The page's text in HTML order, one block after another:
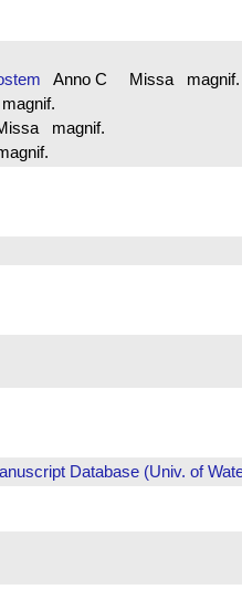
Anno C Missa magnif.
magnif.
Database (Univ. of